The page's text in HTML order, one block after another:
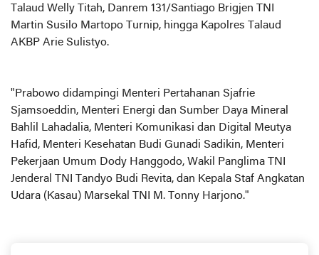
Talaud Welly Titah, Danrem 131/Santiago Brigjen TNI
Martin Susilo Martopo Turnip, hingga Kapolres Talaud
AKBP Arie Sulistyo.
"Prabowo didampingi Menteri Pertahanan Sjafrie
Sjamsoeddin, Menteri Energi dan Sumber Daya Mineral
Bahlil Lahadalia, Menteri Komunikasi dan Digital Meutya
Hafid, Menteri Kesehatan Budi Gunadi Sadikin, Menteri
Pekerjaan Umum Dody Hanggodo, Wakil Panglima TNI
Jenderal TNI Tandyo Budi Revita, dan Kepala Staf Angkatan
Udara (Kasau) Marsekal TNI M. Tonny Harjono."